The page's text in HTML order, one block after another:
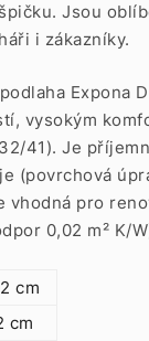
Jsou
i zákazníky.
Expona
vysokým
41). Je
(povrchová
vhodná pro
0,02 m² K/
cm
cm